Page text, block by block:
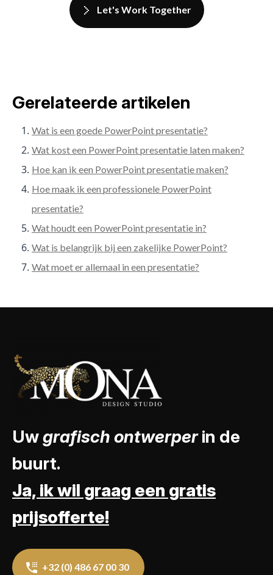
Let's Work Together
Gerelateerde artikelen
Wat is een goede PowerPoint presentatie?
Wat kost een PowerPoint presentatie laten maken?
Hoe kan ik een PowerPoint presentatie maken?
Hoe maak ik een professionele PowerPoint
presentatie?
Wat houdt een PowerPoint presentatie in?
Wat is belangrijk bij een zakelijke PowerPoint?
Wat moet er allemaal in een presentatie?
Uwgrafisch ontwerperin de
buurt.
Ja, ik wil graag een gratis
prijsofferte!
+32 (0) 486 67 00 30